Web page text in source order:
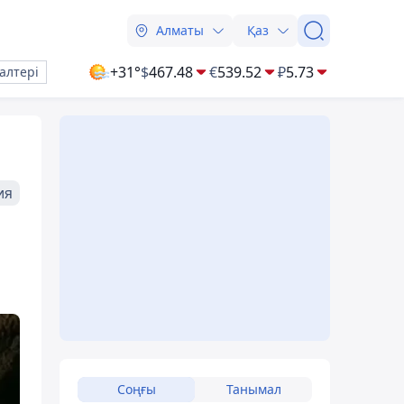
Алматы Қаз
+31°$467.48 €539.52 ₽5.73
Соңғы Танымал